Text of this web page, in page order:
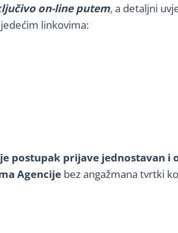
on-line putem,a detaljni
linkovima:
postupak prijave jednostavan i
Agencije bez angažmana tvrtki